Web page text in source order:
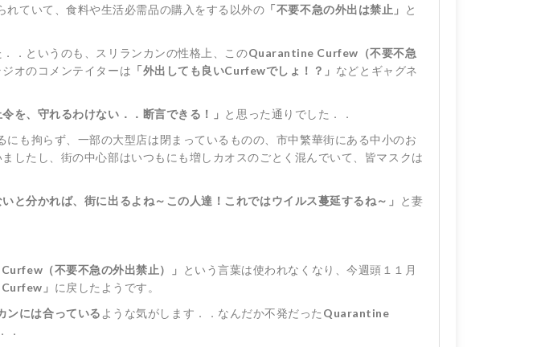
れていて、食料や生活必需品の購入をする以外の 「不要不急の外出は禁止」 と
．というのも、スリランカンの性格上、このQuarantine Curfew（不要不急
オのコメンテイターは 「外出しても良いCurfewでしょ！？」 などとギャグネ
令を、守れるわけない．．断言できる！」 と思った通りでした．．
にも拘らず、一部の大型店は閉まっているものの、市中繁華街にある中小のお
したし、街の中心部はいつもにも増しカオスのごとく混んでいて、皆マスクは
と分かれば、街に出るよね～この人達！これではウイルス蔓延するね～」 と妻
（不要不急の外出禁止）」 という言葉は使われなくなり、今週頭１１月
」 に戻したようです。
には合っている ような気がします．．なんだか不発だった Quarantine
．